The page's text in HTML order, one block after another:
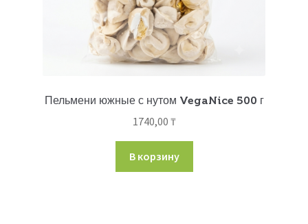
Пельмени южные с нутом VegaNice 500 г
1740,00 ₸
В корзину